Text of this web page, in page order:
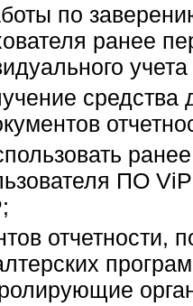
по
ранее
средства
ПО
отчетности,